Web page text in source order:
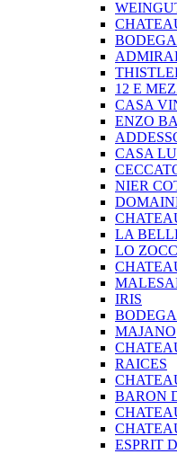
12 E
CASA
ENZO
CASA
NIER
LA
LO
IRIS
MAJANO
RAICES
BARON
ESPRIT